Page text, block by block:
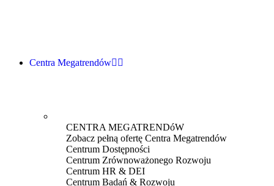
Centra Megatrendów
CENTRA MEGATRENDóW
Zobacz pełną ofertę Centra Megatrendów
Centrum Dostępności
Centrum Zrównoważonego Rozwoju
Centrum HR & DEI
Centrum Badań & Rozwoju